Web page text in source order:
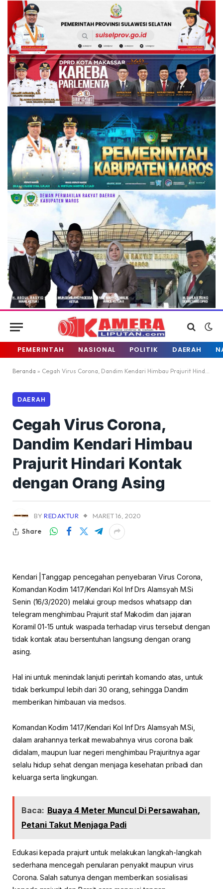
PEMERINTAH NASIONAL POLITIK DAERAH
Beranda » Cegah Virus Corona, Dandim Kendari Himbau Prajurit Hindari Kontak dengan Orang Asing
DAERAH
Cegah Virus Corona,
Dandim Kendari Himbau
Prajurit Hindari Kontak
dengan Orang Asing
BY REDAKTUR
MARET 16, 2020
Share
Kendari |Tanggap pencegahan penyebaran Virus Corona,
Komandan Kodim 1417/Kendari Kol Inf Drs Alamsyah M.Si
Senin (16/3/2020) melalui group medsos whatsapp dan
telegram menghimbau Prajurit staf Makodim dan jajaran
Koramil 01-15 untuk waspada terhadap virus tersebut dengan
tidak kontak atau bersentuhan langsung dengan orang
asing.
Hal ini untuk menindak lanjuti perintah komando atas, untuk
tidak berkumpul lebih dari 30 orang, sehingga Dandim
memberikan himbauan via medsos.
Komandan Kodim 1417/Kendari Kol Inf Drs Alamsyah M.Si,
dalam arahannya terkait mewabahnya virus corona baik
didalam, maupun luar negeri menghimbau Prajuritnya agar
selalu hidup sehat dengan menjaga kesehatan pribadi dan
keluarga serta lingkungan.
Baca: Buaya 4 Meter Muncul Di Persawahan,
Petani Takut Menjaga Padi
Edukasi kepada prajurit untuk melakukan langkah-langkah
sederhana mencegah penularan penyakit maupun virus
Corona. Salah satunya dengan memberikan sosialisasi